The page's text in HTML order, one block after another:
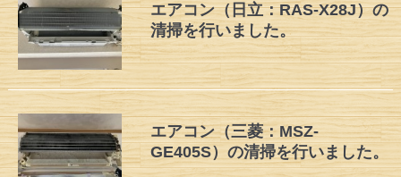
エアコン（日立：RAS-X28J）の
清掃を行いました。
エアコン（三菱：MSZ-
GE405S）の清掃を行いました。